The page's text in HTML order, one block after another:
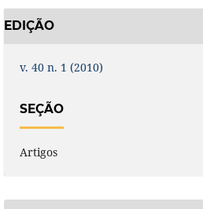
EDIÇÃO
v. 40 n. 1 (2010)
SEÇÃO
Artigos